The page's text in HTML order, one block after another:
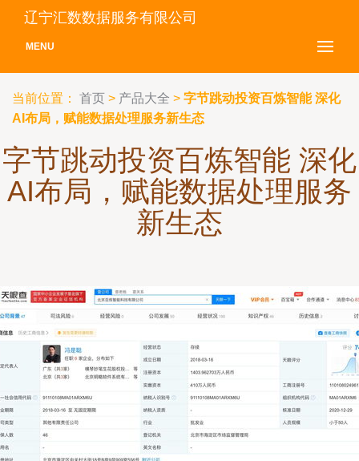
辽宁汇数数据服务有限公司
MENU
当前位置： 首页 > 产品大全 > 字节跳动投资百炼智能 深化
AI布局，赋能数据处理服务新生态
字节跳动投资百炼智能 深化
AI布局，赋能数据处理服务
新生态